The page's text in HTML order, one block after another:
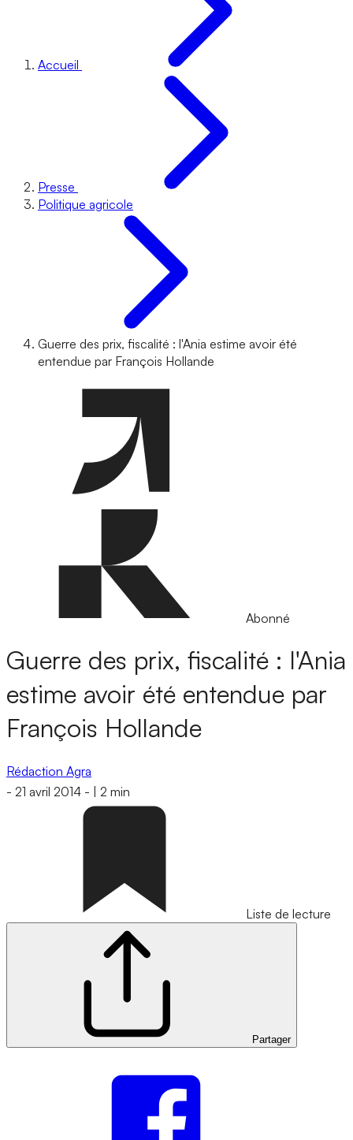
Accueil
Presse
Politique agricole
Guerre des prix, fiscalité : l'Ania estime avoir été
entendue par François Hollande
Abonné
Guerre des prix, fiscalité : l'Ania
estime avoir été entendue par
François Hollande
Rédaction Agra
- 21 avril 2014 - 2 min
Liste de lecture
Partager